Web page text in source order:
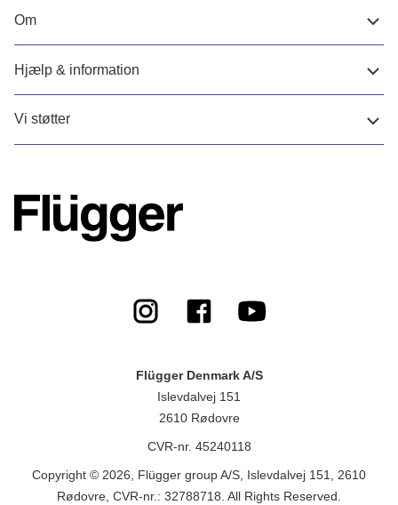
Om
Hjælp & information
Vi støtter
Flügger Denmark A/S
Islevdalvej 151
2610 Rødovre
CVR-nr. 45240118
Copyright © 2026, Flügger group A/S, Islevdalvej 151, 2610
Rødovre, CVR-nr.: 32788718. All Rights Reserved.